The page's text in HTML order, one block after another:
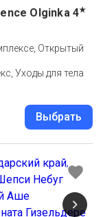
Olginka 4★
Открытый
Уходы для тела
Выбрать